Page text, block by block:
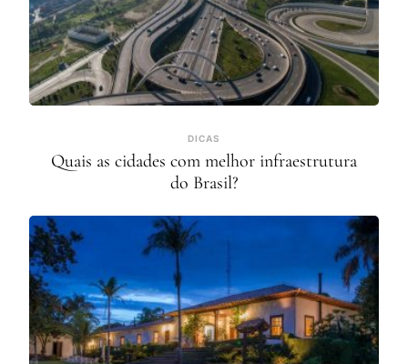
DICAS
Quais as cidades com melhor infraestrutura
do Brasil?